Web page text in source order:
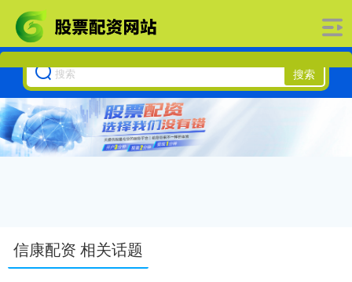
搜索
信康配资 相关话题